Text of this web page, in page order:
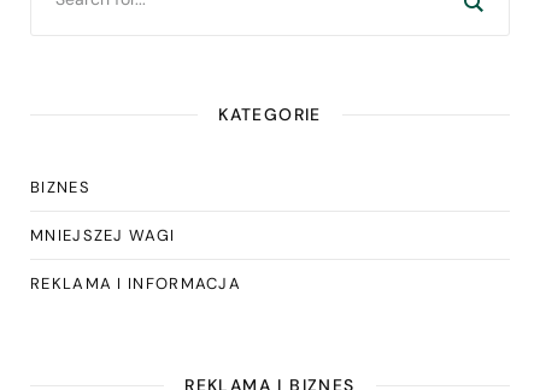
KATEGORIE
BIZNES
MNIEJSZEJ WAGI
REKLAMA I INFORMACJA
REKLAMA I BIZNES